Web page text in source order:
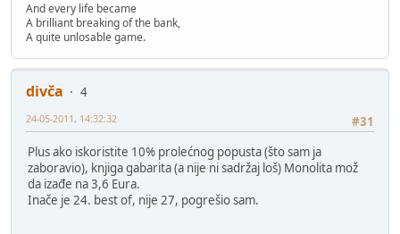
And every life became
A brilliant breaking of the bank,
A quite unlosable game.
divča
4
#31
24-05-2011, 14:32:32
Plus ako iskoristite 10% prolećnog popusta (što sam ja
zaboravio), knjiga gabarita (a nije ni sadržaj loš) Monolita mož
da izađe na 3,6 Eura.
Inače je 24. best of, nije 27, pogrešio sam.